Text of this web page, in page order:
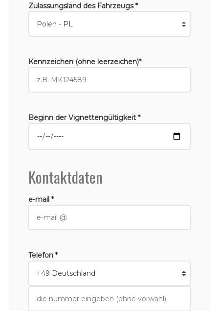
Zulassungsland des Fahrzeugs *
Kennzeichen (ohne leerzeichen)*
Beginn der Vignettengültigkeit *
Kontaktdaten
e-mail *
Telefon *